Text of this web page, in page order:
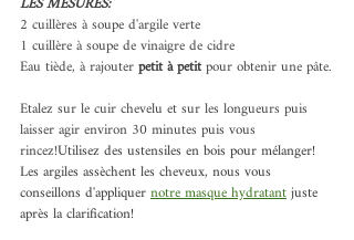
2 cuillères à soupe d'argile verte ‍
1 cuillère à soupe de vinaigre de cidre
Eau tiède, à rajouter petit à petit pour obtenir une pâte.
Etalez sur le cuir chevelu et sur les longueurs puis
laisser agir environ 30 minutes puis vous
rincez!Utilisez des ustensiles en bois pour mélanger!
Les argiles assèchent les cheveux, nous vous
conseillons d'appliquer notre masque hydratantjuste
après la clarification!